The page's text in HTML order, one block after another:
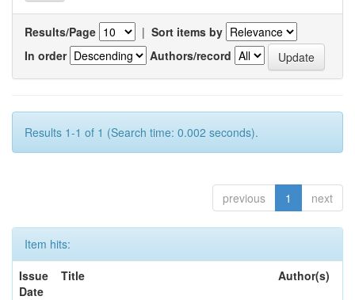
Results/Page | Sort items by
In order
Authors/record
Results 1-1 of 1 (Search time: 0.002 seconds).
previous 1 next
Item hits:
Issue
Date
Title Author(s)